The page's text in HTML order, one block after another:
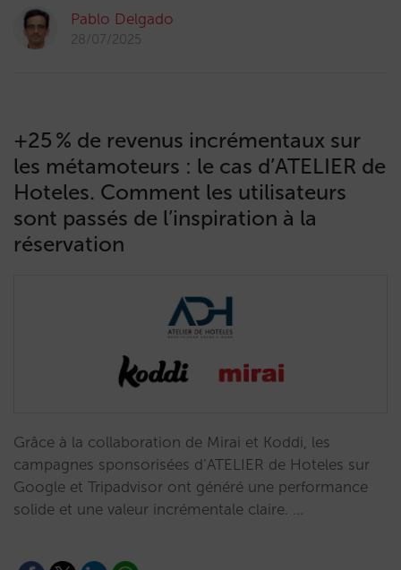
Pablo Delgado
28/07/2025
+25 % de revenus incrémentaux sur
les métamoteurs : le cas d’ATELIER de
Hoteles. Comment les utilisateurs
sont passés de l’inspiration à la
réservation
Grâce à la collaboration de Mirai et Koddi, les
campagnes sponsorisées d’ATELIER de Hoteles sur
Google et Tripadvisor ont généré une performance
solide et une valeur incrémentale claire. …